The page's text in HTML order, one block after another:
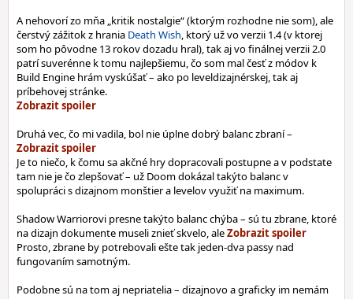
A nehovorí zo mňa „kritik nostalgie“ (ktorým rozhodne nie som), ale
čerstvý zážitok z hrania Death Wish, ktorý už vo verzii 1.4 (v ktorej
som ho pôvodne 13 rokov dozadu hral), tak aj vo finálnej verzii 2.0
patrí suverénne k tomu najlepšiemu, čo som mal česť z módov k
Build Engine hrám vyskúšať – ako po leveldizajnérskej, tak aj
príbehovej stránke.
Druhá vec, čo mi vadila, bol nie úplne dobrý balanc zbraní –
Je to niečo, k čomu sa akčné hry dopracovali postupne a v podstate
tam nie je čo zlepšovať – už Doom dokázal takýto balanc v
spolupráci s dizajnom monštier a levelov využiť na maximum.
Shadow Warriorovi presne takýto balanc chýba – sú tu zbrane, ktoré
na dizajn dokumente museli znieť skvelo, ale
Prosto, zbrane by potrebovali ešte tak jeden-dva passy nad
fungovaním samotným.
Podobne sú na tom aj nepriatelia – dizajnovo a graficky im nemám